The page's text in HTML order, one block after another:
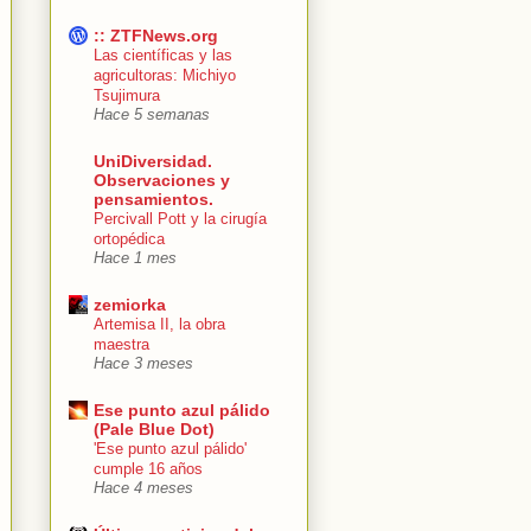
:: ZTFNews.org
Las científicas y las
agricultoras: Michiyo
Tsujimura
Hace 5 semanas
UniDiversidad.
Observaciones y
pensamientos.
Percivall Pott y la cirugía
ortopédica
Hace 1 mes
zemiorka
Artemisa II, la obra
maestra
Hace 3 meses
Ese punto azul pálido
(Pale Blue Dot)
'Ese punto azul pálido'
cumple 16 años
Hace 4 meses